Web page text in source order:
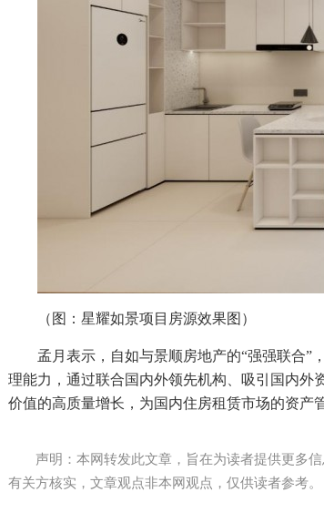
（图：星耀如景项目房源效果图）
孟月表示，自如与景顺房地产的“强强联合”
理能力，通过联合国内外领先机构、吸引国内外
价值的高质量增长，为国内住房租赁市场的资产
声明：本网转发此文章，旨在为读者提供更多
有关方核实，文章观点非本网观点，仅供读者参考。